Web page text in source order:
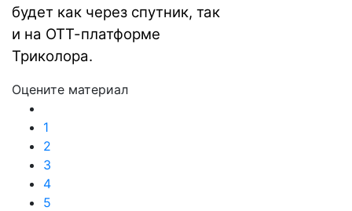
будет как через спутник, так
и на ОТТ-платформе
Триколора.
Оцените материал
1
2
3
4
5